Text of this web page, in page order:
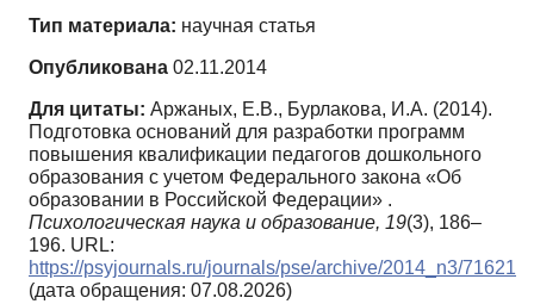
Тип материала: научная статья
Опубликована 02.11.2014
Для цитаты: Аржаных, Е.В., Бурлакова, И.А. (2014).
Подготовка оснований для разработки программ
повышения квалификации педагогов дошкольного
образования с учетом Федерального закона «Об
образовании в Российской Федерации» .
Психологическая наука и образование, 19(3), 186–
196. URL:
https://psyjournals.ru/journals/pse/archive/2014_n3/71621
(дата обращения: 07.08.2026)